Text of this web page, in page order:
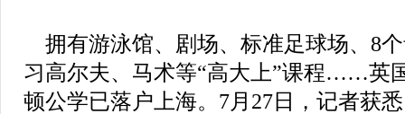
拥有游泳馆、剧场、标准足球场、8
习高尔夫、马术等“高大上”课程……英
顿公学已落户上海。7月27日，记者获